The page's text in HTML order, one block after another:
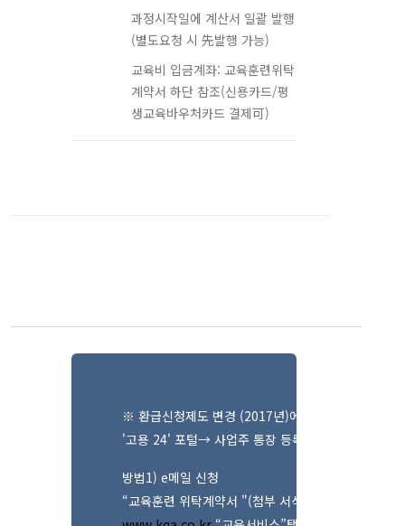
과정시작일에 계산서 일괄 발행
(별도요청 시 先발행 가능)
교육비 입금계좌: 교육훈련위탁
계약서 하단 참조(신용카드/평
생교육바우처카드 결제可)
※ 환급신청제도 변경 (2017년)에 의하여 당원이 환
'고용 24' 포털→ 사업주 통장 등록必 (기등록시 재등
방법1) e메일 신청
“교육훈련 위탁계약서 "(첨부 서식) 작성 후 사업자